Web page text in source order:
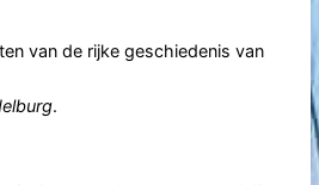
van de rijke geschiedenis van
.